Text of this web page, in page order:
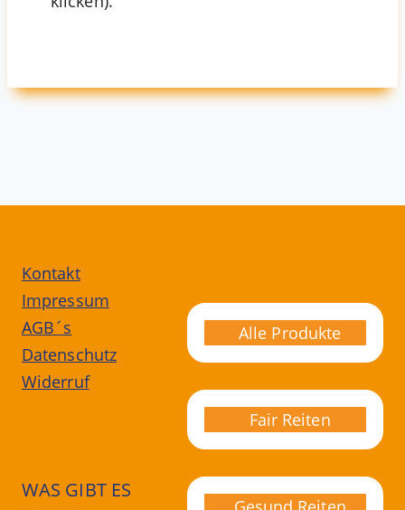
Kontakt
Impressum
AGB´s
Datenschutz
Widerruf
WAS GIBT ES
Alle Produkte
Fair Reiten